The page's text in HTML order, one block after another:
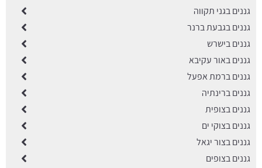
גננים בגני תקווה
גננים בגבעת ברנר
גננים בישרש
גננים באור עקיבא
גננים ברמת אפעל
גננים ברינתיה
גננים בצופית
גננים בצוקי ים
גננים בצור יגאל
גננים בצופים